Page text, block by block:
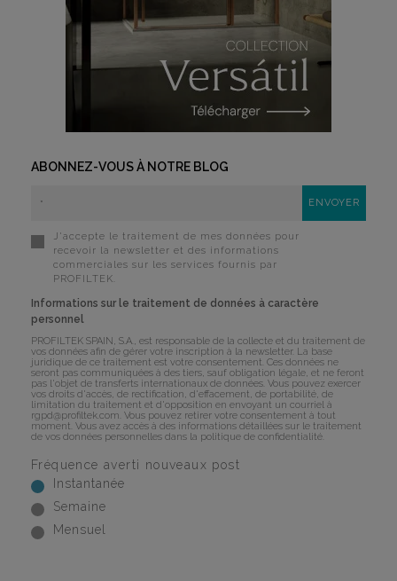
ABONNEZ-VOUS À NOTRE BLOG
J'accepte le traitement de mes données pour
recevoir la newsletter et des informations
commerciales sur les services fournis par
PROFILTEK.
Informations sur le traitement de données à caractère
personnel
PROFILTEK SPAIN, S.A., est responsable de la collecte et du traitement de
vos données afin de gérer votre inscription à la newsletter. La base
juridique de ce traitement est votre consentement. Ces données ne
seront pas communiquées à des tiers, sauf obligation légale, et ne feront
pas l'objet de transferts internationaux de données. Vous pouvez exercer
vos droits d'accès, de rectification, d'effacement, de portabilité, de
limitation du traitement et d'opposition en envoyant un courriel à
rgpd@profiltek.com . Vous pouvez retirer votre consentement à tout
moment. Vous avez accès à des informations détaillées sur le traitement
de vos données personnelles dans la politique de confidentialité
Fréquence averti nouveaux post
Instantanée
Semaine
Mensuel